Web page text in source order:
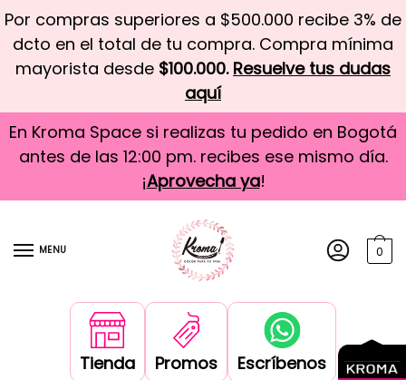
Por compras superiores a $500.000 recibe 3% de
dcto en el total de tu compra. Compra mínima
mayorista desde $100.000. Resuelve tus dudas
aquí
En Kroma Space si realizas tu pedido en Bogotá
antes de las 12:00 pm. recibes ese mismo día.
¡Aprovecha ya!
MENU 0
Tienda Promos Escríbenos